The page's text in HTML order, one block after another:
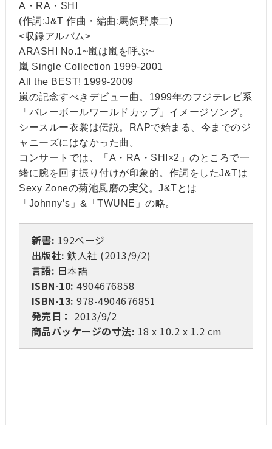
A・RA・SHI
(作詞:J&T 作曲・編曲:馬飼野康二)
<収録アルバム>
ARASHI No.1~嵐は嵐を呼ぶ~
嵐 Single Collection 1999-2001
All the BEST! 1999-2009
嵐の記念すべきデビュー曲。1999年のフジテレビ系
「バレーボールワールドカップ」イメージソング。
シースルー衣裳は伝説。RAPで始まる、今までのジ
ャニーズにはなかった曲。
コンサートでは、「A・RA・SHI×2」のところで一
緒に腕を回す振り付けが印象的。作詞をしたJ&Tは
Sexy Zoneの菊池風磨の実父。J&Tとは
「Johnny’s」&「TWUNE」の略。
新書: 192ページ
出版社: 鉄人社 (2013/9/2)
言語: 日本語
ISBN-10: 4904676858
ISBN-13: 978-4904676851
発売日： 2013/9/2
商品パッケージの寸法: 18 x 10.2 x 1.2 cm